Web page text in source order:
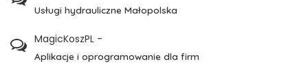
Usługi hydrauliczne Małopolska
MagicKoszPL -
Aplikacje i oprogramowanie dla firm